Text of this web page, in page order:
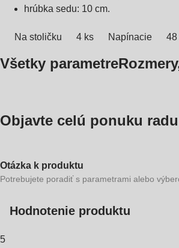
hrúbka sedu: 10 cm.
Na stoličku 4 ks Napínacie 48
Všetky parametre
Objavte celú ponuku
Otázka k produktu
Potrebujete poradiť s parametrami alebo
Hodnotenie produktu
5